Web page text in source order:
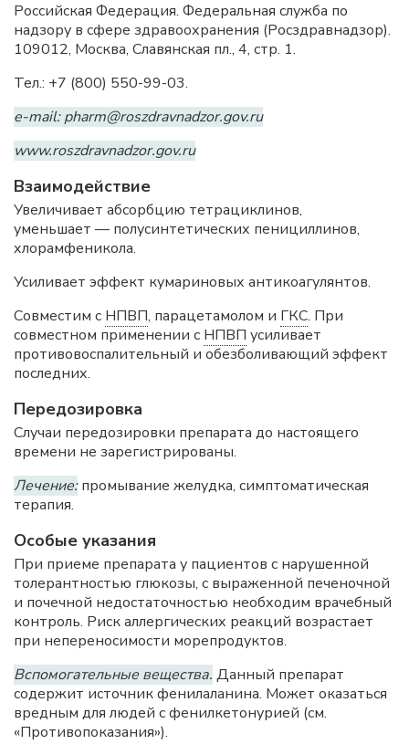
Российская Федерация. Федеральная служба по
надзору в сфере здравоохранения (Росздравнадзор).
109012, Москва, Славянская пл., 4, стр. 1.
Тел.: +7 (800) 550-99-03.
e-mail: pharm@roszdravnadzor.gov.ru
www.roszdravnadzor.gov.ru
Взаимодействие
Увеличивает абсорбцию тетрациклинов,
уменьшает — полусинтетических пенициллинов,
хлорамфеникола.
Усиливает эффект кумариновых антикоагулянтов.
Совместим с НПВП, парацетамолом и ГКС. При
совместном применении с НПВП усиливает
противовоспалительный и обезболивающий эффект
последних.
Передозировка
Случаи передозировки препарата до настоящего
времени не зарегистрированы.
Лечение:промывание желудка, симптоматическая
терапия.
Особые указания
При приеме препарата у пациентов с нарушенной
толерантностью глюкозы, с выраженной печеночной
и почечной недостаточностью необходим врачебный
контроль. Риск аллергических реакций возрастает
при непереносимости морепродуктов.
Вспомогательные вещества. Данный препарат
содержит источник фенилаланина. Может оказаться
вредным для людей с фенилкетонурией (см.
«Противопоказания»).